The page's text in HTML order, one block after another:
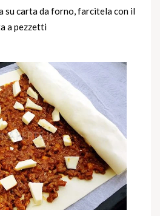
su carta da forno, farcitela con il
a pezzetti